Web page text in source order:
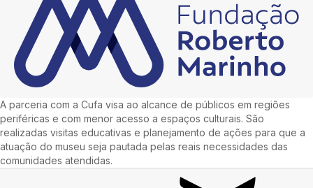
A parceria com a Cufa visa ao alcance de públicos em regiões
periféricas e com menor acesso a espaços culturais. São
realizadas visitas educativas e planejamento de ações para que a
atuação do museu seja pautada pelas reais necessidades das
comunidades atendidas.